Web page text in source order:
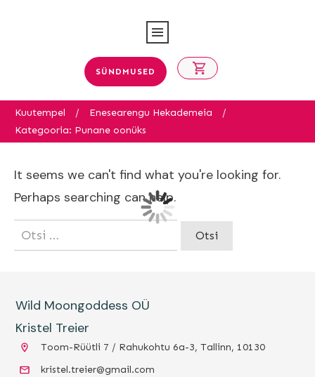
SÜNDMUSED
Kuutempel / Enesearengu Hekademeia
/
Kategooria: Punane oonüks
It seems we can't find what you're looking for.
Perhaps searching can help.
Otsi:
Wild Moongoddess OÜ
Kristel Treier
Toom-Rüütli 7 / Rahukohtu 6a-3, Tallinn, 10130
kristel.treier@gmail.com